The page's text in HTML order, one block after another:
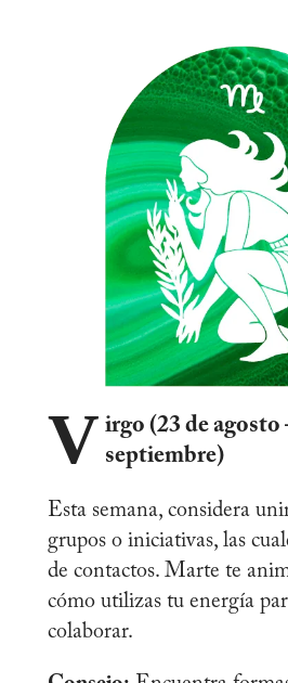
V irgo (23 de agosto
septiembre)
Esta semana, considera
grupos o iniciativas, las
de contactos. Marte te
cómo utilizas tu energía
colaborar.